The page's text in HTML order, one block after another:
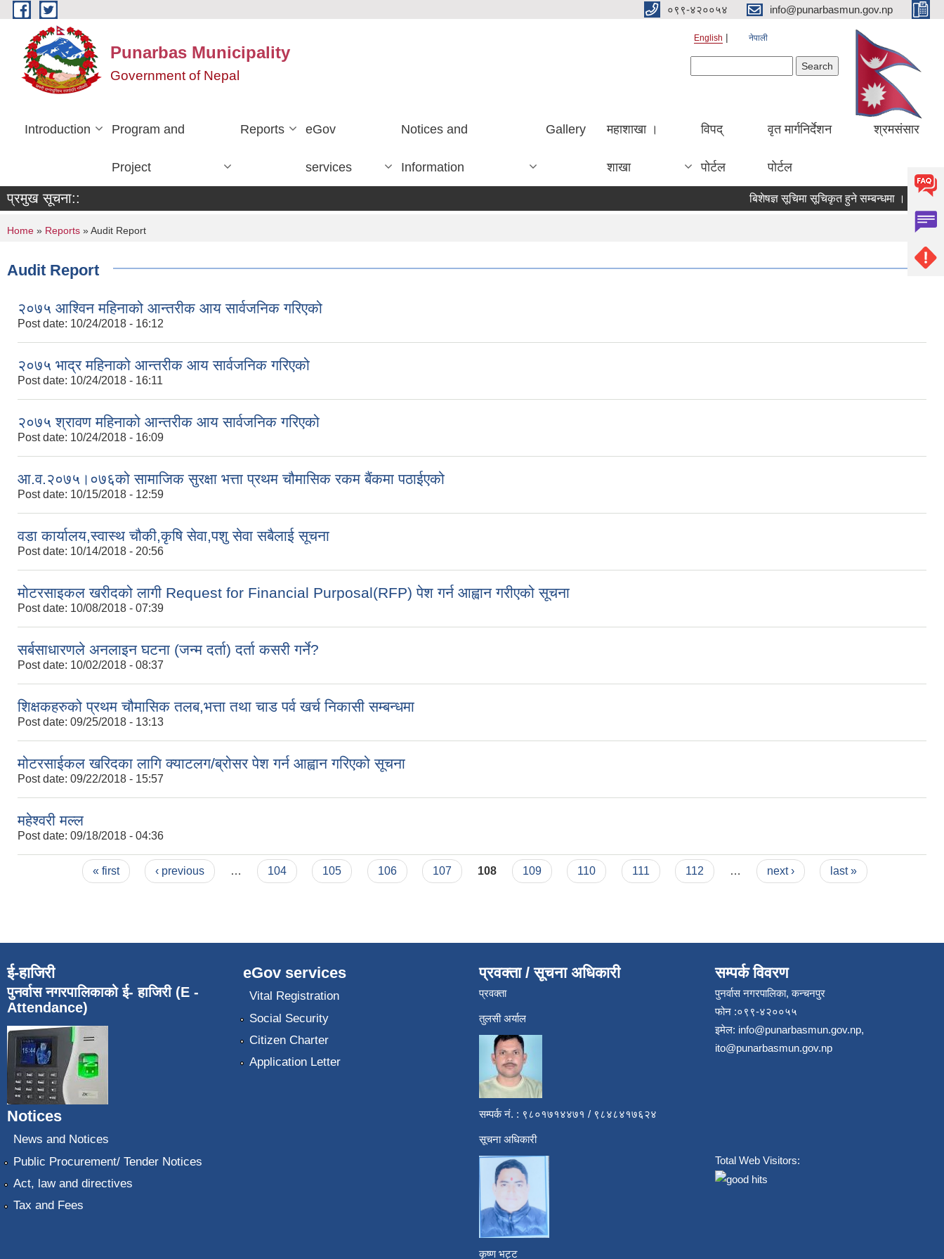
Skip to main content ०९९-४२००५४ info@punarbasmun.gov.np
Punarbas Municipality
Government of Nepal
English नेपाली
Introduction Program and
Project
Reports eGov
services
Notices and
Information
Gallery महाशाखा ।
शाखा
विपद्
पोर्टल
वृत मार्गनिर्देशन
पोर्टल
श्रमसंसार
प्रमुख सूचना:: बिशेषज्ञ सूचिमा सूचिकृत हुने सम्बन्धमा ।
You are here
Home » Reports » Audit Report
Audit Report
२०७५ आश्विन महिनाको आन्तरीक आय सार्वजनिक गरिएको
Post date: 10/24/2018 - 16:12
२०७५ भाद्र महिनाको आन्तरीक आय सार्वजनिक गरिएको
Post date: 10/24/2018 - 16:11
२०७५ श्रावण महिनाको आन्तरीक आय सार्वजनिक गरिएको
Post date: 10/24/2018 - 16:09
आ.व.२०७५।०७६को सामाजिक सुरक्षा भत्ता प्रथम चौमासिक रकम बैंकमा पठाईएको
Post date: 10/15/2018 - 12:59
वडा कार्यालय,स्वास्थ चौकी,कृषि सेवा,पशु सेवा सबैलाई सूचना
Post date: 10/14/2018 - 20:56
मोटरसाइकल खरीदको लागी Request for Financial Purposal(RFP) पेश गर्न आह्वान गरीएको सूचना
Post date: 10/08/2018 - 07:39
सर्बसाधारणले अनलाइन घटना (जन्म दर्ता) दर्ता कसरी गर्ने?
Post date: 10/02/2018 - 08:37
शिक्षकहरुको प्रथम चौमासिक तलब,भत्ता तथा चाड पर्व खर्च निकासी सम्बन्धमा
Post date: 09/25/2018 - 13:13
मोटरसाईकल खरिदका लागि क्याटलग/ब्रोसर पेश गर्न आह्वान गरिएको सूचना
Post date: 09/22/2018 - 15:57
महेश्वरी मल्ल
Post date: 09/18/2018 - 04:36
« first ‹ previous … 104 105 106 107 108 109 110 111 112 … next › last »
ई-हाजिरी
पुनर्वास नगरपालिकाको ई- हाजिरी (E -
Attendance)
Notices
News and Notices
Public Procurement/ Tender Notices
Act, law and directives
Tax and Fees
eGov services
Vital Registration
Social Security
Citizen Charter
Application Letter
प्रवक्ता / सूचना अधिकारी
प्रवक्ता
तुलसी अर्याल
सम्पर्क नं. : ९८०१७१४४७१ / ९८४८४१७६२४
सूचना अधिकारी
कृष्ण भट्ट
सम्पर्क विवरण
पुनर्वास नगरपालिका, कन्चनपुर
फोन :०९९-४२००५५
इमेल: info@punarbasmun.gov.np,
ito@punarbasmun.gov.np
Total Web Visitors: